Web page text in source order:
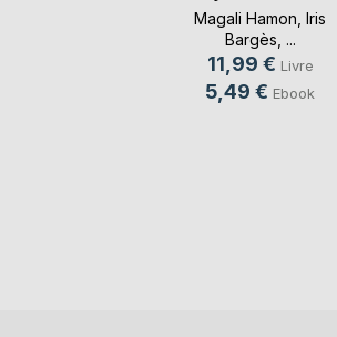
Magali Hamon Iris
Bargès , ...
11,99 € Livre
5,49 € Ebook